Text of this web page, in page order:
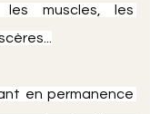
muscles, les
en permanence